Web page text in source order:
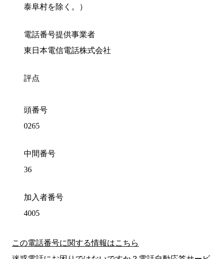
泰阜村を除く。）
電話番号提供事業者
東日本電信電話株式会社
評点
頭番号
0265
中間番号
36
加入者番号
4005
この電話番号に関する情報はこちら